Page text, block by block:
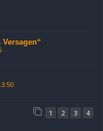
1 2 3 4